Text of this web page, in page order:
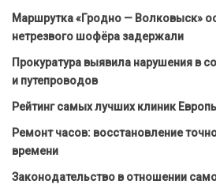
Маршрутка «Гродно — Волковыск»
нетрезвого шофёра задержали
Прокуратура выявила нарушения в
и путепроводов
Рейтинг самых лучших клиник
Ремонт часов: восстановление
времени
Законодательство в отношении